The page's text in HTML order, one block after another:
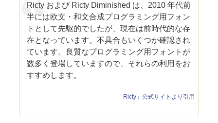
Ricty および Ricty Diminished は、2010 年代前
半には欧文・和文合成プログラミング用フォン
トとして先駆的でしたが、現在は前時代的な存
在となっています。不具合もいくつか確認され
ています。良質なプログラミング用フォントが
数多く登場していますので、それらの利用をお
すすめします。
「Ricty」公式サイトより引用